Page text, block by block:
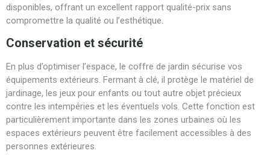
disponibles, offrant un excellent rapport qualité-prix sans
compromettre la qualité ou l’esthétique.
Conservation et sécurité
En plus d’optimiser l’espace, le coffre de jardin sécurise vos
équipements extérieurs. Fermant à clé, il protège le matériel de
jardinage, les jeux pour enfants ou tout autre objet précieux
contre les intempéries et les éventuels vols. Cette fonction est
particulièrement importante dans les zones urbaines où les
espaces extérieurs peuvent être facilement accessibles à des
personnes extérieures.